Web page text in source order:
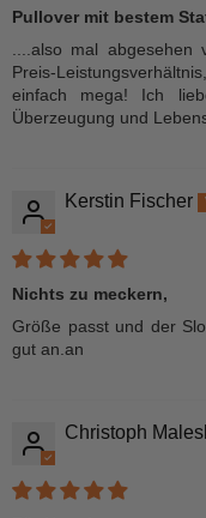
Pullover mit bestem
....also mal abgesehen
Preis-
einfach mega! Ich
Überzeugung und
Kerstin Fischer
Nichts zu meckern,
Größe passt und der
gut an.an
Christoph